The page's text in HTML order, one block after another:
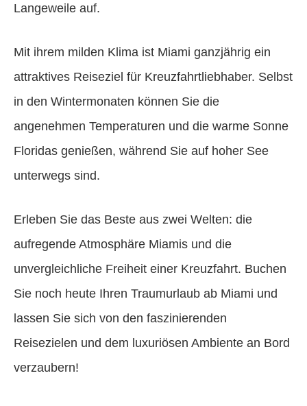
Langeweile auf.
Mit ihrem milden Klima ist Miami ganzjährig ein
attraktives Reiseziel für Kreuzfahrtliebhaber. Selbst
in den Wintermonaten können Sie die
angenehmen Temperaturen und die warme Sonne
Floridas genießen, während Sie auf hoher See
unterwegs sind.
Erleben Sie das Beste aus zwei Welten: die
aufregende Atmosphäre Miamis und die
unvergleichliche Freiheit einer Kreuzfahrt. Buchen
Sie noch heute Ihren Traumurlaub ab Miami und
lassen Sie sich von den faszinierenden
Reisezielen und dem luxuriösen Ambiente an Bord
verzaubern!